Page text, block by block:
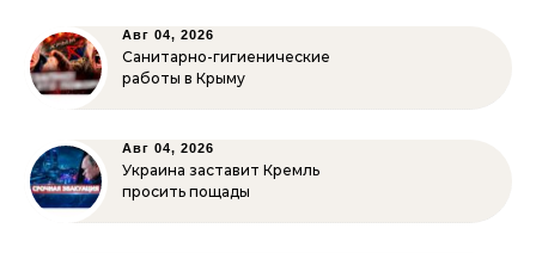
Авг 04, 2026
Санитарно-гигиенические
работы в Крыму
Авг 04, 2026
Украина заставит Кремль
просить пощады